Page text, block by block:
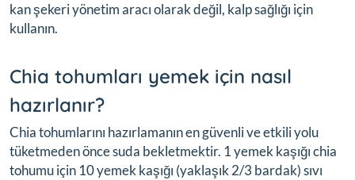
kan şekeri yönetim aracı olarak değil, kalp sağlığı için
kullanın.
Chia tohumları yemek için nasıl
hazırlanır?
Chia tohumlarını hazırlamanın en güvenli ve etkili yolu
tüketmeden önce suda bekletmektir. 1 yemek kaşığı chia
tohumu için 10 yemek kaşığı (yaklaşık 2/3 bardak) sıvı